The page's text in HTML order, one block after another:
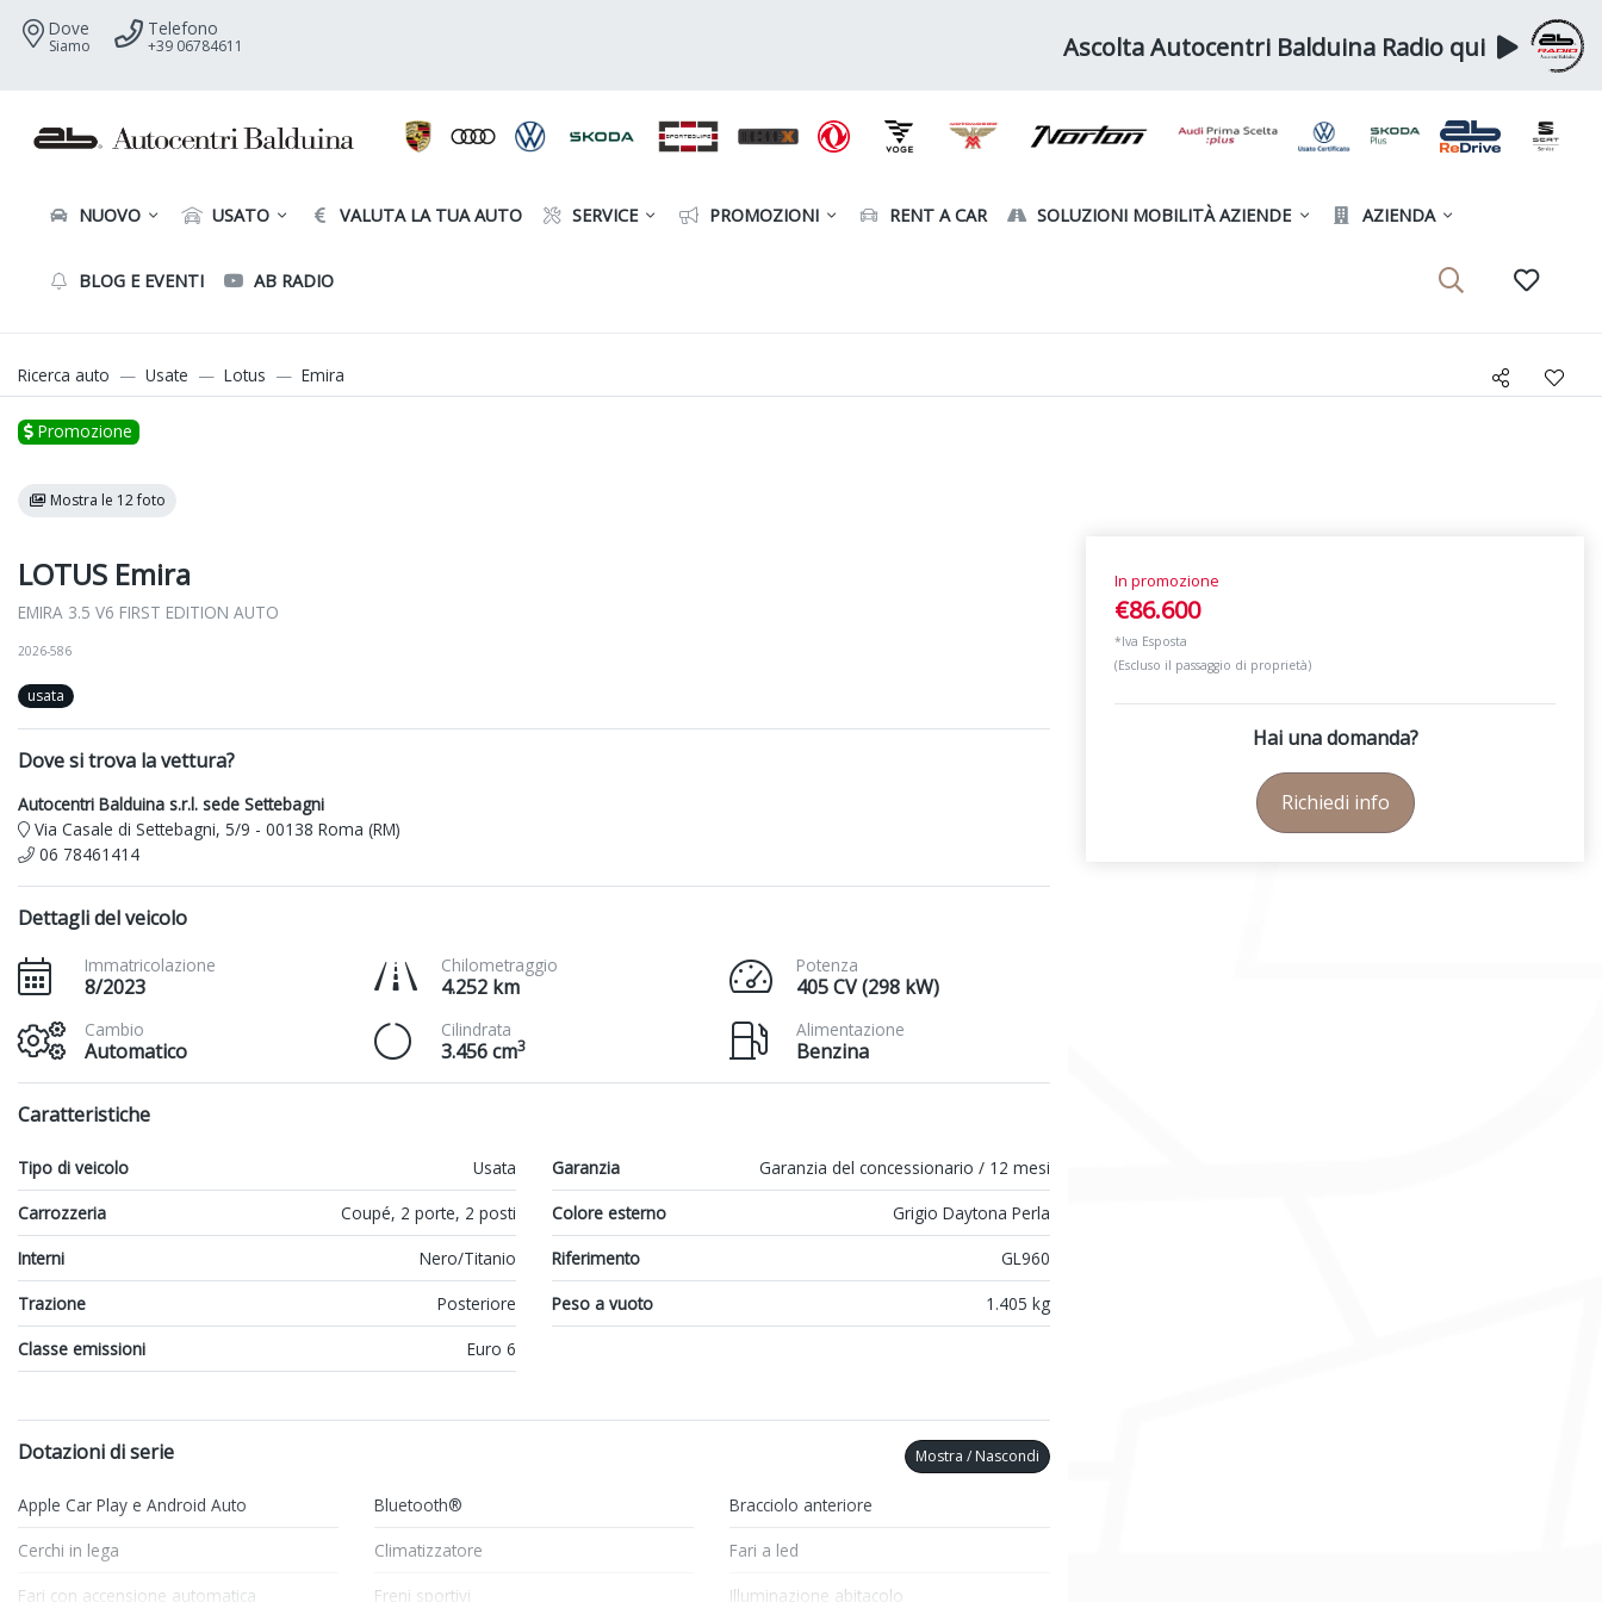
Dove
Siamo
Telefono
+39 06784611 Ascolta Autocentri Balduina Radio qui
NUOVO USATO VALUTA LA TUA AUTO SERVICE PROMOZIONI RENT A CAR SOLUZIONI MOBILITÀ AZIENDE AZIENDA
BLOG E EVENTI AB RADIO
Ricerca auto Usate Lotus Emira
Promozione
Mostra le 12 foto
LOTUS Emira
EMIRA 3.5 V6 FIRST EDITION AUTO
2026-586
usata
Dove si trova la vettura?
Autocentri Balduina s.r.l. sede Settebagni
Via Casale di Settebagni, 5/9 - 00138 Roma (RM)
06 78461414
Dettagli del veicolo
Immatricolazione
8/2023
Chilometraggio
4.252 km
Potenza
405 CV (298 kW)
Cambio
Automatico
Cilindrata
3.456 cm3
Alimentazione
Benzina
Caratteristiche
Tipo di veicolo Usata Garanzia
Garanzia del concessionario / 12 mesi
Carrozzeria
Coupé, 2 porte, 2 posti Colore esterno
Grigio Daytona Perla
Interni
Nero/Titanio Riferimento
GL960
Trazione
Posteriore Peso a vuoto
1.405 kg
Classe emissioni
Euro 6
Dotazioni di serie Mostra / Nascondi
Apple Car Play e Android Auto Bluetooth®
Bracciolo anteriore
Cerchi in lega
Climatizzatore
Fari a led
Fari con accensione automatica
Freni sportivi
Illuminazione abitacolo
In promozione
€86.600
*Iva Esposta
(Escluso il passaggio di proprietà)
Hai una domanda?
Richiedi info